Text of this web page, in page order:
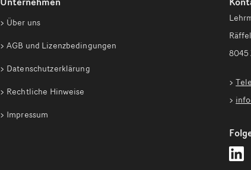
Über uns
AGB und Lizenzbedingungen
Datenschutzerklärung
Rechtliche Hinweise
Impressum
8045